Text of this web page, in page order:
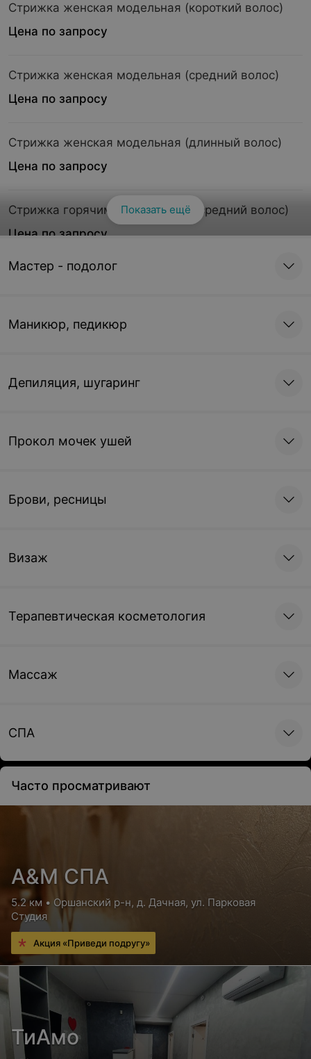
Стрижка женская модельная (короткий волос)
Цена по запросу
Стрижка женская модельная (средний волос)
Цена по запросу
Стрижка женская модельная (длинный волос)
Цена по запросу
Стрижка горячими ножницами (средний волос)
Цена по запросу
Стрижка горячими ножницами (длинный волос)
Цена по запросу
Цена по запросу
Женская прическа
Цена по запросу
Свадебная прическа
Локоны
Цена по запросу
Пробная прическа
Укладка волос феном на брашинг (утюжком)
Укладка (короткий волос)
с использованием стайлингов
Цена по запросу
Укладка (средний волос)
с использованием стайлингов
Цена по запросу
Показать ещё
Мастер - подолог
Маникюр, педикюр
Депиляция, шугаринг
Прокол мочек ушей
Брови, ресницы
Визаж
Терапевтическая косметология
Массаж
СПА
Часто просматривают
А&М СПА
5.2 км • Оршанский р-н, д. Дачная, ул. Парковая
Студия
Акция «Приведи подругу»
ТиАмо